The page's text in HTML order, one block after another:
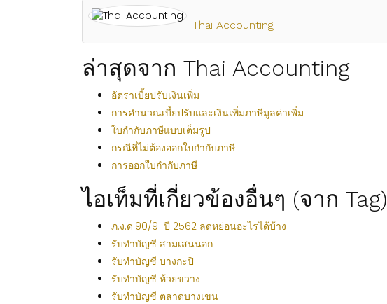
Thai Accounting
ล่าสุดจาก Thai Accounting
อัตราเบี้ยปรับเงินเพิ่ม
การคำนวณเบี้ยปรับและเงินเพิ่มภาษีมูลค่าเพิ่ม
ใบกำกับภาษีแบบเต็มรูป
กรณีที่ไม่ต้องออกใบกำกับภาษี
การออกใบกำกับภาษี
ไอเท็มที่เกี่ยวข้องอื่นๆ (จาก Tag)
ภ.ง.ด.90/91 ปี 2562 ลดหย่อนอะไรได้บ้าง
รับทำบัญชี สามเสนนอก
รับทำบัญชี บางกะปิ
รับทำบัญชี ห้วยขวาง
รับทำบัญชี ตลาดบางเขน